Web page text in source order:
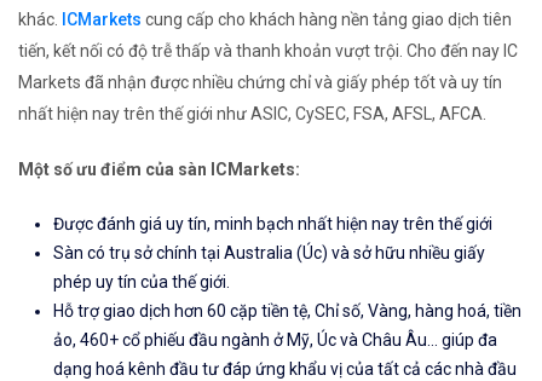
khác. ICMarkets cung cấp cho khách hàng nền tảng giao dịch tiên
tiến, kết nối có độ trễ thấp và thanh khoản vượt trội. Cho đến nay IC
Markets đã nhận được nhiều chứng chỉ và giấy phép tốt và uy tín
nhất hiện nay trên thế giới như ASIC, CySEC, FSA, AFSL, AFCA.
Một số ưu điểm của sàn ICMarkets:
Được đánh giá uy tín, minh bạch nhất hiện nay trên thế giới
Sàn có trụ sở chính tại Australia (Úc) và sở hữu nhiều giấy
phép uy tín của thế giới.
Hỗ trợ giao dịch hơn 60 cặp tiền tệ, Chỉ số, Vàng, hàng hoá, tiền
ảo, 460+ cổ phiếu đầu ngành ở Mỹ, Úc và Châu Âu... giúp đa
dạng hoá kênh đầu tư đáp ứng khẩu vị của tất cả các nhà đầu